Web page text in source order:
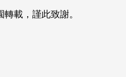
載，謹此致謝。